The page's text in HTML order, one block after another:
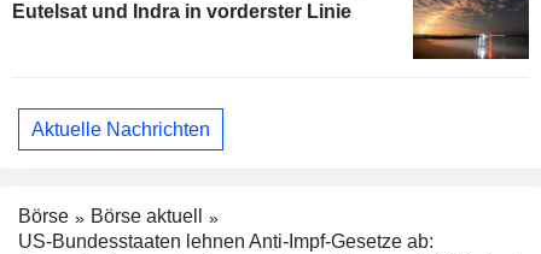
Eutelsat und Indra in vorderster Linie
Aktuelle Nachrichten
Börse
Börse aktuell
US-Bundesstaaten lehnen Anti-Impf-Gesetze ab: